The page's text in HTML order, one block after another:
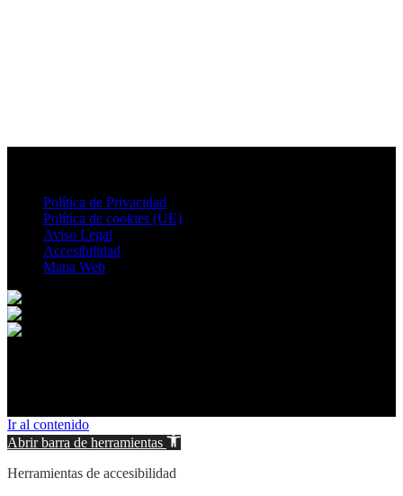
Política de Privacidad
Política de cookies (UE)
Aviso Legal
Accesibilidad
Mapa Web
Ir al contenido
Abrir barra de herramientas
Herramientas de accesibilidad